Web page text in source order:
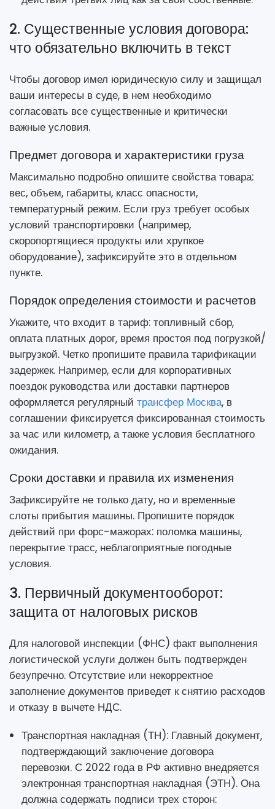
2. Существенные условия договора:
что обязательно включить в текст
Чтобы договор имел юридическую силу и защищал
ваши интересы в суде, в нем необходимо
согласовать все существенные и критически
важные условия.
Предмет договора и характеристики груза
Максимально подробно опишите свойства товара:
вес, объем, габариты, класс опасности,
температурный режим. Если груз требует особых
условий транспортировки (например,
скоропортящиеся продукты или хрупкое
оборудование), зафиксируйте это в отдельном
пункте.
Порядок определения стоимости и расчетов
Укажите, что входит в тариф: топливный сбор,
оплата платных дорог, время простоя под погрузкой/
выгрузкой. Четко пропишите правила тарификации
задержек. Например, если для корпоративных
поездок руководства или доставки партнеров
оформляется регулярный трансфер Москва, в
соглашении фиксируется фиксированная стоимость
за час или километр, а также условия бесплатного
ожидания.
Сроки доставки и правила их изменения
Зафиксируйте не только дату, но и временные
слоты прибытия машины. Пропишите порядок
действий при форс-мажорах: поломка машины,
перекрытие трасс, неблагоприятные погодные
условия.
3. Первичный документооборот:
защита от налоговых рисков
Для налоговой инспекции (ФНС) факт выполнения
логистической услуги должен быть подтвержден
безупречно. Отсутствие или некорректное
заполнение документов приведет к снятию расходов
и отказу в вычете НДС.
Транспортная накладная (ТН): Главный документ,
подтверждающий заключение договора
перевозки. С 2022 года в РФ активно внедряется
электронная транспортная накладная (ЭТН). Она
должна содержать подписи трех сторон: